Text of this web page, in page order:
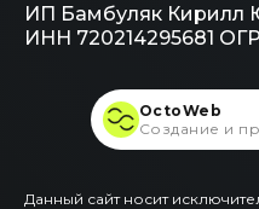
ИП Бамбуляк Кирилл
ИНН 720214295681
Данный сайт носит
OctoWeb
Создание и